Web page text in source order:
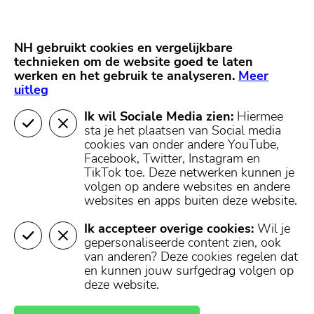
Mijn regio
404 - Pagina niet
gevonden
De pagina die je hebt opgevraagd is helaas niet
teruggevonden in onze database.
U kunt terugkeren naar de homepagina, of een pagina
openen in het menu boven- of onderaan deze pagina.
Naar de
NH gebruikt cookies en vergelijkbare
technieken om de website goed te laten
werken en het gebruik te analyseren. Meer
uitleg
Ik wil Sociale Media zien: Hiermee
sta je het plaatsen van Social media
cookies van onder andere YouTube,
Facebook, Twitter, Instagram en
TikTok toe. Deze netwerken kunnen je
volgen op andere websites en andere
websites en apps buiten deze website.
Ik accepteer overige cookies: Wil je
gepersonaliseerde content zien, ook
van anderen? Deze cookies regelen dat
en kunnen jouw surfgedrag volgen op
deze website.